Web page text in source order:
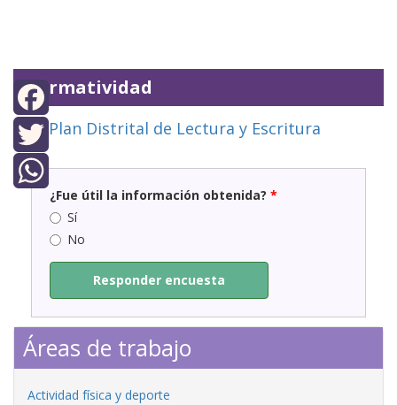
Normatividad
Plan Distrital de Lectura y Escritura
Facebook
Twitter
WhatsApp
¿Fue útil la información obtenida? *
Sí
No
Responder encuesta
Áreas de trabajo
Actividad física y deporte